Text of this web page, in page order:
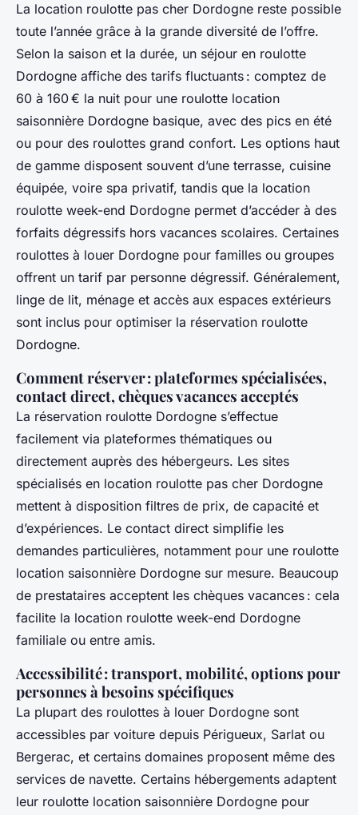
La location roulotte pas cher Dordogne reste possible
toute l’année grâce à la grande diversité de l’offre.
Selon la saison et la durée, un séjour en roulotte
Dordogne affiche des tarifs fluctuants : comptez de
60 à 160 € la nuit pour une roulotte location
saisonnière Dordogne basique, avec des pics en été
ou pour des roulottes grand confort. Les options haut
de gamme disposent souvent d’une terrasse, cuisine
équipée, voire spa privatif, tandis que la location
roulotte week-end Dordogne permet d’accéder à des
forfaits dégressifs hors vacances scolaires. Certaines
roulottes à louer Dordogne pour familles ou groupes
offrent un tarif par personne dégressif. Généralement,
linge de lit, ménage et accès aux espaces extérieurs
sont inclus pour optimiser la réservation roulotte
Dordogne.
Comment réserver : plateformes spécialisées,
contact direct, chèques vacances acceptés
La réservation roulotte Dordogne s’effectue
facilement via plateformes thématiques ou
directement auprès des hébergeurs. Les sites
spécialisés en location roulotte pas cher Dordogne
mettent à disposition filtres de prix, de capacité et
d’expériences. Le contact direct simplifie les
demandes particulières, notamment pour une roulotte
location saisonnière Dordogne sur mesure. Beaucoup
de prestataires acceptent les chèques vacances : cela
facilite la location roulotte week-end Dordogne
familiale ou entre amis.
Accessibilité : transport, mobilité, options pour
personnes à besoins spécifiques
La plupart des roulottes à louer Dordogne sont
accessibles par voiture depuis Périgueux, Sarlat ou
Bergerac, et certains domaines proposent même des
services de navette. Certains hébergements adaptent
leur roulotte location saisonnière Dordogne pour